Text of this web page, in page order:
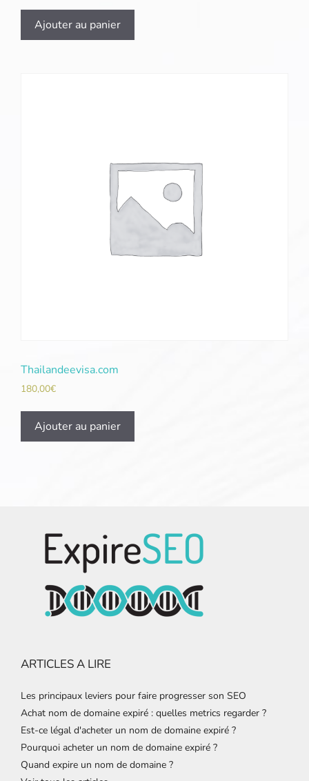
Ajouter au panier
Thailandeevisa.com
180,00€
Ajouter au panier
ARTICLES A LIRE
Les principaux leviers pour faire progresser son SEO
Achat nom de domaine expiré : quelles metrics regarder ?
Est-ce légal d'acheter un nom de domaine expiré ?
Pourquoi acheter un nom de domaine expiré ?
Quand expire un nom de domaine ?